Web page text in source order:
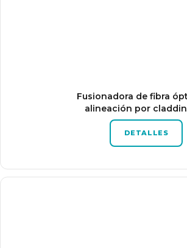
Fusionadora de fibra
alineación por
DETALLES